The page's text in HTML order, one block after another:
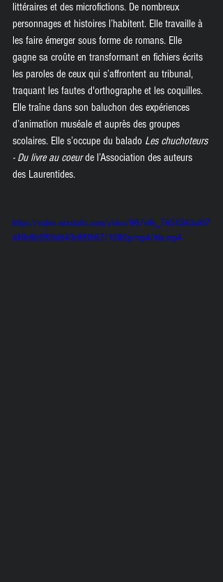
littéraires et des microfictions. De nombreux
personnages et histoires l’habitent. Elle travaille à
les faire émerger sous forme de romans. Elle
gagne sa croûte en transformant en fichiers écrits
les paroles de ceux qui s’affrontent au tribunal,
traquant les fautes d'orthographe et les coquilles.
Elle traîne dans son baluchon des expériences
d’animation muséale et auprès des groupes
scolaires. Elle s’occupe du balado Les chuchoteurs
- Du livre au coeur de l’Association des auteurs
des Laurentides.
https://video.wixstatic.com/video/987ef6_7654563a8f7
d40c8b990bf543c86f567/1080p/mp4/file.mp4